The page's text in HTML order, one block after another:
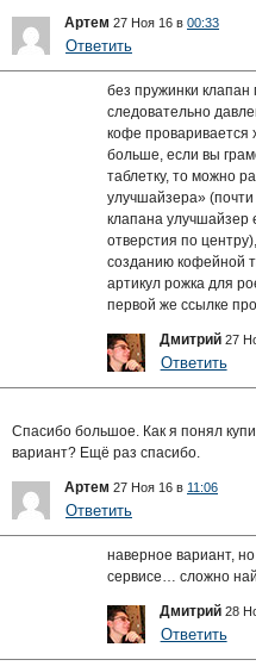
Артем 27 Ноя 16 в 00:33
Ответить
без пружинки клапан
следовательно
кофе проваривается
больше, если вы
таблетку, то можно
улучшайзера»
клапана улучшайзер
отверстия по
созданию кофейной
артикул рожка для
первой же ссылке
Дмитрий 27
Ответить
Спасибо большое. Как я понял
вариант? Ещё раз спасибо.
Артем 27 Ноя 16 в 11:06
Ответить
наверное вариант,
сервисе… сложно
Дмитрий 28
Ответить